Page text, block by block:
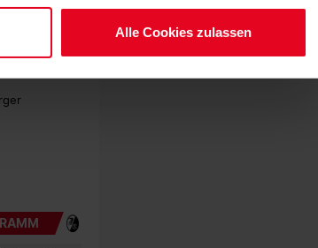
Alle Cookies zulassen
die